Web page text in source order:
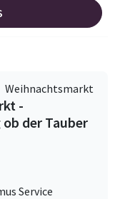
Weihnachtsmarkt
-
der Tauber
Service